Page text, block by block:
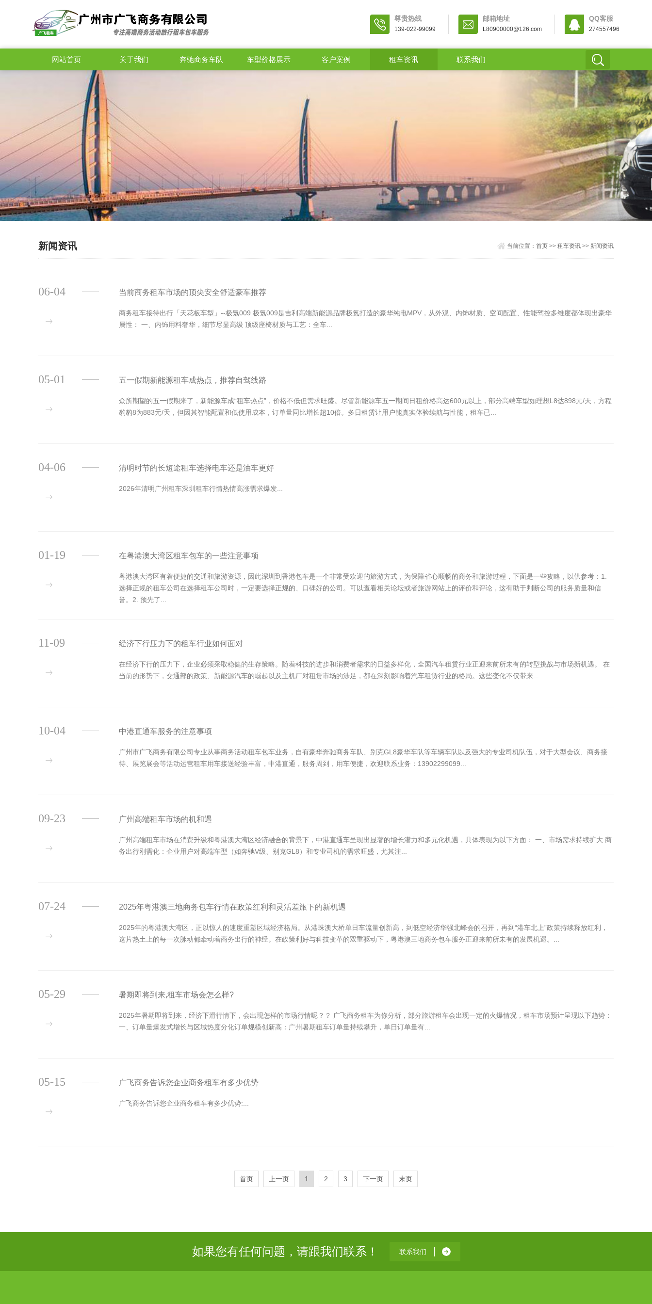
尊贵热线
139-022-99099
邮箱地址
L80900000@126.com
QQ客服
274557496
网站首页 关于我们 奔驰商务车队 车型价格展示 客户案例 租车资讯 联系我们
新闻资讯 当前位置： 首页>> 租车资讯>> 新闻资讯
当前商务租车市场的顶尖安全舒适豪车推荐
商务租车接待出行「天花板车型」--极氪009 极氪009‌是吉利高端新能源品牌极氪打造的豪华纯电MPV，从外观、内饰材质、空间配置、性能驾控多维度都体现出豪华
属性： 一、内饰用料奢华，细节尽显高级 ‌顶级座椅材质与工艺‌：全车...
06-04
五一假期新能源租车成热点，推荐自驾线路
众所期望的五一假期来了，新能源车成“租车热点”，价格不低但需求旺盛。尽管新能源车五一期间日租价格高达‌600元以上‌，部分高端车型如理想L8达‌898元/天‌，方程
豹豹8为‌883元/天‌，但因其智能配置和低使用成本，订单量同比增长超‌10倍‌。多日租赁让用户能真实体验续航与性能，租车已...
05-01
清明时节的长短途租车选择电车还是油车更好
2026年清明广州租车深圳租车行情热情高涨需求爆发...
04-06
在粤港澳大湾区租车包车的一些注意事项
粤港澳大湾区有着便捷的交通和旅游资源，因此深圳到香港包车是一个非常受欢迎的旅游方式，为保障省心顺畅的商务和旅游过程，下面是一些攻略，以供参考：1.
选择正规的租车公司在选择租车公司时，一定要选择正规的、口碑好的公司。可以查看相关论坛或者旅游网站上的评价和评论，这有助于判断公司的服务质量和信
誉。2. 预先了...
01-19
经济下行压力下的租车行业如何面对
在经济下行的压力下，企业必须采取稳健的生存策略。随着科技的进步和消费者需求的日益多样化，全国汽车租赁行业正迎来前所未有的转型挑战与市场新机遇。 在
当前的形势下，交通部的政策、新能源汽车的崛起以及主机厂对租赁市场的涉足，都在深刻影响着汽车租赁行业的格局。这些变化不仅带来...
11-09
中港直通车服务的注意事项
广州市广飞商务有限公司专业从事商务活动租车包车业务，自有豪华奔驰商务车队、别克GL8豪华车队等车辆车队以及强大的专业司机队伍，对于大型会议、商务接
待、展览展会等活动运营租车用车接送经验丰富，中港直通，服务周到，用车便捷，欢迎联系业务：13902299099...
10-04
广州高端租车市场的机和遇
广州高端租车市场在消费升级和粤港澳大湾区经济融合的背景下，中港直通车呈现出显著的增长潜力和多元化机遇，具体表现为以下方面： 一、市场需求持续扩大‌ 商
务出行刚需化‌：企业用户对高端车型（如奔驰V级、别克GL8）和专业司机的需求旺盛，尤其注...
09-23
2025年粤港澳三地商务包车行情在政策红利和灵活差旅下的新机遇
2025年的粤港澳大湾区，正以惊人的速度重塑区域经济格局。从港珠澳大桥单日车流量创新高，到低空经济华强北峰会的召开，再到“港车北上”政策持续释放红利，
这片热土上的每一次脉动都牵动着商务出行的神经。在政策利好与科技变革的双重驱动下，粤港澳三地商务包车服务正迎来前所未有的发展机遇。...
07-24
暑期即将到来,租车市场会怎么样?
2025年暑期即将到来，经济下滑行情下，会出现怎样的市场行情呢？？ 广飞商务租车为你分析，部分旅游租车会出现一定的火爆情况，租车市场预计呈现以下趋势：
一、订单量爆发式增长与区域热度分化‌订单规模创新高‌：广州暑期租车订单量持续攀升，单日订单量有...
05-29
广飞商务告诉您企业商务租车有多少优势
广飞商务告诉您企业商务租车有多少优势:...
05-15
首页 上一页 1 2 3 下一页 末页
如果您有任何问题，请跟我们联系！ 联系我们